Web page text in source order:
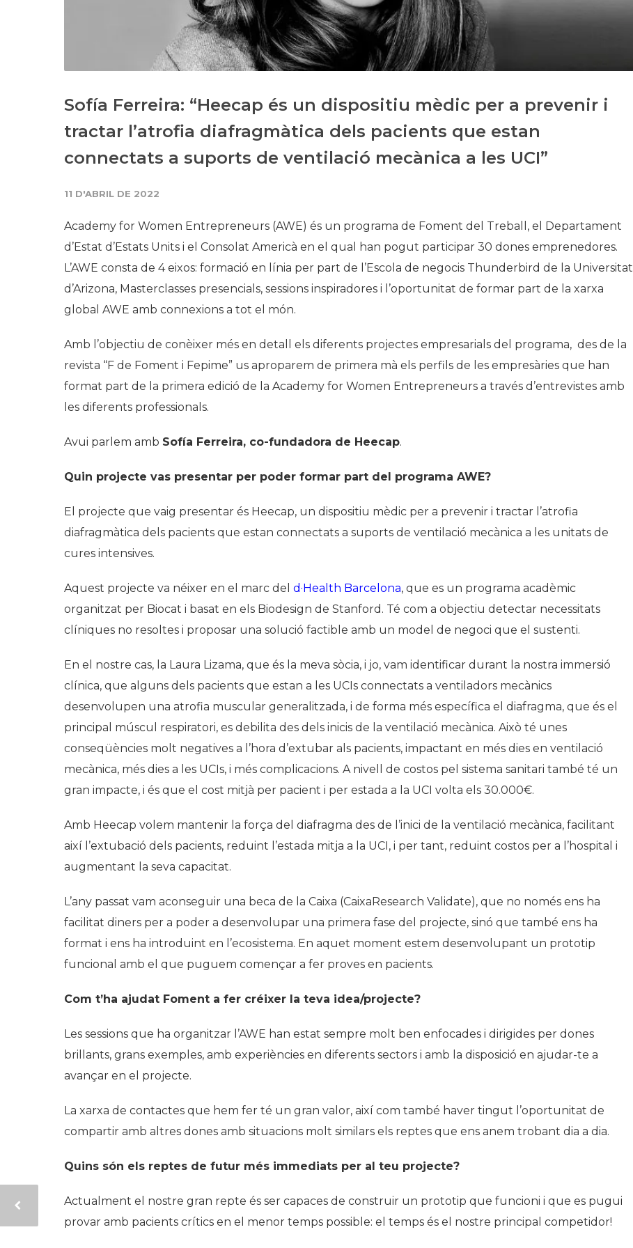
Sofía Ferreira: “Heecap és un dispositiu mèdic per a prevenir i
tractar l’atrofia diafragmàtica dels pacients que estan
connectats a suports de ventilació mecànica a les UCI”
11 D'ABRIL DE 2022
Academy for Women Entrepreneurs (AWE) és un programa de Foment del Treball, el Departament
d’Estat d’Estats Units i el Consolat Americà en el qual han pogut participar 30 dones emprenedores.
L’AWE consta de 4 eixos: formació en línia per part de l’Escola de negocis Thunderbird de la Universitat
d’Arizona, Masterclasses presencials, sessions inspiradores i l’oportunitat de formar part de la xarxa
global AWE amb connexions a tot el món.
Amb l’objectiu de conèixer més en detall els diferents projectes empresarials del programa, des de la
revista “F de Foment i Fepime” us aproparem de primera mà els perfils de les empresàries que han
format part de la primera edició de la Academy for Women Entrepreneurs a través d’entrevistes amb
les diferents professionals.
Avui parlem amb Sofía Ferreira, co-fundadora de Heecap.
Quin projecte vas presentar per poder formar part del programa AWE?
El projecte que vaig presentar és Heecap, un dispositiu mèdic per a prevenir i tractar l’atrofia
diafragmàtica dels pacients que estan connectats a suports de ventilació mecànica a les unitats de
cures intensives.
Aquest projecte va néixer en el marc del d·Health Barcelona, que es un programa acadèmic
organitzat per Biocat i basat en els Biodesign de Stanford. Té com a objectiu detectar necessitats
clíniques no resoltes i proposar una solució factible amb un model de negoci que el sustenti.
En el nostre cas, la Laura Lizama, que és la meva sòcia, i jo, vam identificar durant la nostra immersió
clínica, que alguns dels pacients que estan a les UCIs connectats a ventiladors mecànics
desenvolupen una atrofia muscular generalitzada, i de forma més específica el diafragma, que és el
principal múscul respiratori, es debilita des dels inicis de la ventilació mecànica. Això té unes
conseqüències molt negatives a l’hora d’extubar als pacients, impactant en més dies en ventilació
mecànica, més dies a les UCIs, i més complicacions. A nivell de costos pel sistema sanitari també té un
gran impacte, i és que el cost mitjà per pacient i per estada a la UCI volta els 30.000€.
Amb Heecap volem mantenir la força del diafragma des de l’inici de la ventilació mecànica, facilitant
així l’extubació dels pacients, reduint l’estada mitja a la UCI, i per tant, reduint costos per a l’hospital i
augmentant la seva capacitat.
L’any passat vam aconseguir una beca de la Caixa (CaixaResearch Validate), que no només ens ha
facilitat diners per a poder a desenvolupar una primera fase del projecte, sinó que també ens ha
format i ens ha introduint en l’ecosistema. En aquet moment estem desenvolupant un prototip
funcional amb el que puguem començar a fer proves en pacients.
Com t’ha ajudat Foment a fer créixer la teva idea/projecte?
Les sessions que ha organitzar l’AWE han estat sempre molt ben enfocades i dirigides per dones
brillants, grans exemples, amb experiències en diferents sectors i amb la disposició en ajudar-te a
avançar en el projecte.
La xarxa de contactes que hem fer té un gran valor, així com també haver tingut l’oportunitat de
compartir amb altres dones amb situacions molt similars els reptes que ens anem trobant dia a dia.
Quins són els reptes de futur més immediats per al teu projecte?
Actualment el nostre gran repte és ser capaces de construir un prototip que funcioni i que es pugui
provar amb pacients crítics en el menor temps possible: el temps és el nostre principal competidor!